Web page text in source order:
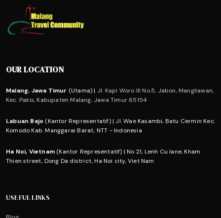
OUR LOCATION
Malang, Jawa Timur (Utama) | Jl. Kapi Woro III No.5, Jabon, Mangliawan,
Kec. Pakis, Kabupaten Malang, Jawa Timur 65154
Labuan Bajo (Kantor Representatif) | Jl. Wae Kasambi, Batu Cermin Kec.
Komodo Kab. Manggarai Barat, NTT - Indonesia
Ha Noi, Vietnam (Kantor Representatif) | No 21, Lenh Cu lane, Kham
Thien street, Dong Da district, Ha Noi city, Viet Nam
USEFUL LINKS